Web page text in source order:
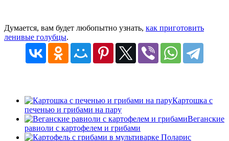
Думается, вам будет любопытно узнать, как приготовить
ленивые голубцы.
Картошка с
печенью и грибами на пару
Веганские
равиоли с картофелем и грибами